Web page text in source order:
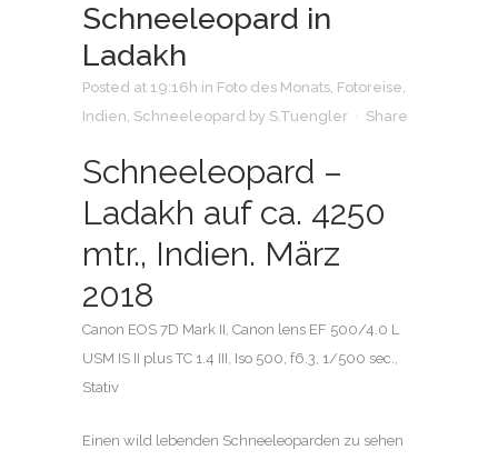
Schneeleopard in
Ladakh
Posted at 19:16h in Foto des Monats, Fotoreise,
Indien, Schneeleopard by S.Tuengler Share
Schneeleopard –
Ladakh auf ca. 4250
mtr., Indien. März
2018
Canon EOS 7D Mark II, Canon lens EF 500/4.0 L
USM IS II plus TC 1.4 III, Iso 500, f6.3, 1/500 sec.,
Stativ
Einen wild lebenden Schneeleoparden zu sehen